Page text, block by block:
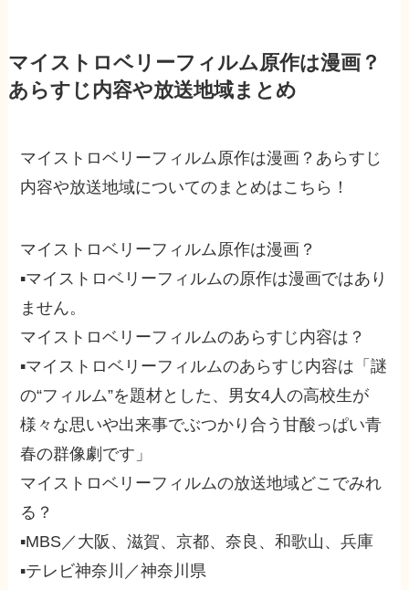
マイストロベリーフィルム原作は漫画？
あらすじ内容や放送地域まとめ
マイストロベリーフィルム原作は漫画？あらすじ
内容や放送地域についてのまとめはこちら！
マイストロベリーフィルム原作は漫画？
▪マイストロベリーフィルムの原作は漫画ではあり
ません。
マイストロベリーフィルムのあらすじ内容は？
▪マイストロベリーフィルムのあらすじ内容は「謎
の“フィルム”を題材とした、男女4人の高校生が
様々な思いや出来事でぶつかり合う甘酸っぱい青
春の群像劇です」
マイストロベリーフィルムの放送地域どこでみれ
る？
▪MBS／大阪、滋賀、京都、奈良、和歌山、兵庫
▪テレビ神奈川／神奈川県